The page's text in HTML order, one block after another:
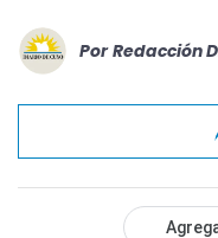
Por Redacción